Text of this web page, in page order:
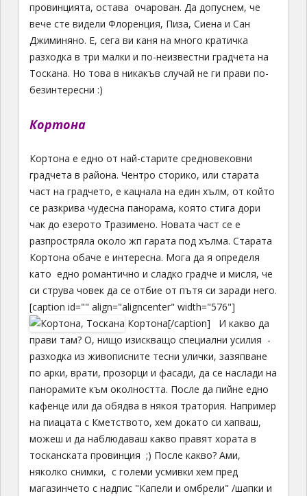
провинцията, остава очарован. Да допуснем, че
вече сте видели Флоренция, Пиза, Сиена и Сан
Джиминяно. Е, сeга ви каня на много кратичка
разходка в три малки и по-неизвестни градчета на
Тоскана. Но това в никакъв случай не ги прави по-
безинтересни :)
Кортона
Кортона е едно от най-старите средновековни
градчета в района. Чентро сторико, или старата
част на градчето, е кацнала на един хълм, от който
се разкрива чудесна панорама, която стига дори
чак до езерото Тразимено. Новата част се е
разпростряла около жп гарата под хълма. Старата
Кортона обаче е интересна. Мога да я определя
като едно романтично и сладко градче и мисля, че
си струва човек да се отбие от пътя си заради него.
[caption id="" align="aligncenter" width="576"]
Кортона[/caption] И какво да
прави там? О, нищо изискващо специални усилия -
разходка из живописните тесни улички, зазяпване
по арки, врати, прозорци и фасади, да се наслади на
панорамите към околността. После да пийне едно
кафенце или да обядва в някоя тратория. Например
на пиацата с Кметството, хем докато си хапваш,
можеш и да наблюдаваш какво правят хората в
тосканската провинция ;) После какво? Ами,
няколко снимки, с големи усмивки хем пред
магазинчето с надпис "Капели и омбрели" /шапки и